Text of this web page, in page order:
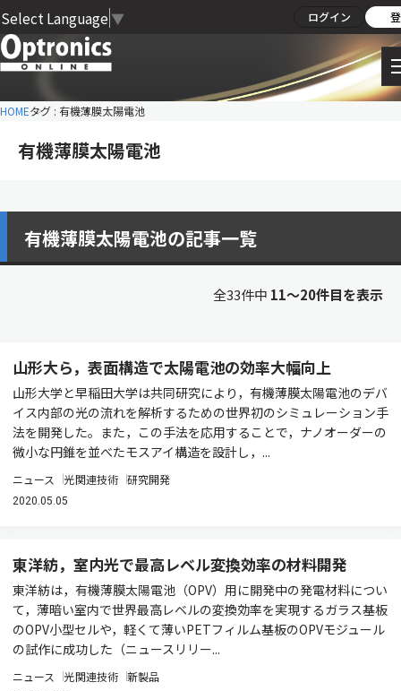
Select Language ▼ ログイン
HOMEタグ : 有機薄膜太陽電池
有機薄膜太陽電池
有機薄膜太陽電池の記事一覧
全33件中 11〜20件目を表示
山形大ら，表面構造で太陽電池の効率大幅向上
山形大学と早稲田大学は共同研究により，有機薄膜太陽電池のデバ
イス内部の光の流れを解析するための世界初のシミュレーション手
法を開発した。また，この手法を応用することで，ナノオーダーの
微小な円錐を並べたモスアイ構造を設計し，...
ニュース 光関連技術 研究開発
2020.05.05
東洋紡，室内光で最高レベル変換効率の材料開発
東洋紡は，有機薄膜太陽電池（OPV）用に開発中の発電材料につい
て，薄暗い室内で世界最高レベルの変換効率を実現するガラス基板
のOPV小型セルや，軽くて薄いPETフィルム基板のOPVモジュール
の試作に成功した（ニュースリリー...
ニュース 光関連技術 新製品